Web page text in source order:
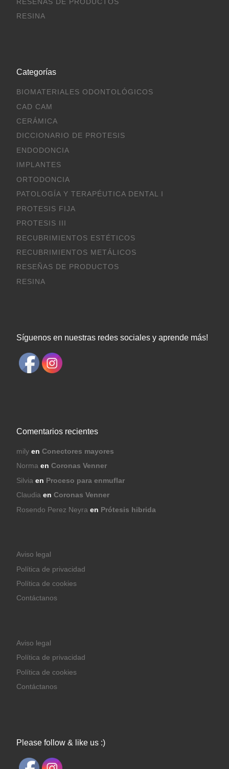
RESEÑAS DE PRODUCTOS
RESINA
Categorías
BIOMATERIALES ODONTOLÓGICOS
CAD CAM
CERÁMICA
DICCIONARIO DE PROTESIS
ENDODONCIA
IMPLANTES
ORTODONCIA
PATOLOGÍA Y TERAPÉUTICA DENTAL I
PROTESIS FIJA
PROTESIS III
RECUBRIMIENTOS ESTÉTICOS
RECUBRIMIENTOS METÁLICOS
RESEÑAS DE PRODUCTOS
RESINA
Síguenos en nuestras redes sociales y aprende más!
Comentarios recientes
milyen Conectores mayores
Normaen Coronas Venner
Silvia en Proceso para enmuflar
Claudiaen Coronas Venner
Rosendo Perez Neyra en Prótesis hibrida
Aviso legal
Política de privacidad
Política de cookies
Contáctanos
Aviso legal
Política de privacidad
Política de cookies
Contáctanos
Please follow & like us :)